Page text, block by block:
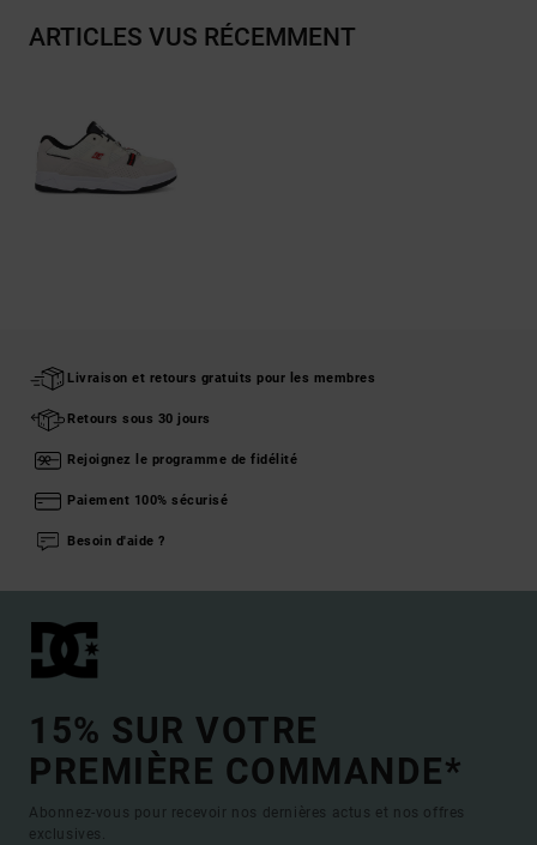
ARTICLES VUS RÉCEMMENT
Livraison et retours gratuits pour les membres
Retours sous 30 jours
Rejoignez le programme de fidélité
Paiement 100% sécurisé
Besoin d'aide ?
15% SUR VOTRE
PREMIÈRE COMMANDE*
Abonnez-vous pour recevoir nos dernières actus et nos offres
exclusives.